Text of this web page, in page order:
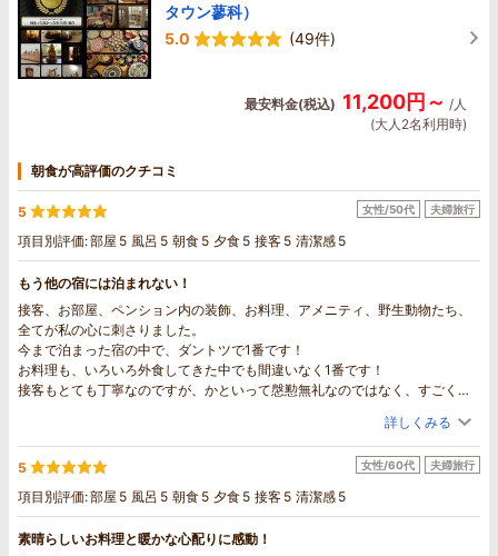
タウン蓼科）
5.0
(49件)
最安料金(税込) 11,200円～ /人
(大人2名利用時)
朝食が高評価のクチコミ
5
項目別評価:部屋 5 風呂 5 朝食 5 夕食 5 接客 5 清潔感 5
女性/50代 夫婦旅行
もう他の宿には泊まれない！
接客、お部屋、ペンション内の装飾、お料理、アメニティ、野生動物たち、
全てが私の心に刺さりました。
今まで泊まった宿の中で、ダントツで1番です！
お料理も、いろいろ外食してきた中でも間違いなく1番です！
接客もとても丁寧なのですが、かといって慇懃無礼なのではなく、すごく心
あまりにも最高すぎてうまく言葉では表せませんが、とにかく至福の時間を
過ごすことができました。
ずっとここにいたいと思うほど幸せなひと時でした。
今度長野に行くときは、観光ではなく、ここに泊まることが目的になりそう
です。
本当にありがとうございました。
詳しくみる
5
項目別評価:部屋 5 風呂 5 朝食 5 夕食 5 接客 5 清潔感 5
女性/60代 夫婦旅行
素晴らしいお料理と暖かな心配りに感動！